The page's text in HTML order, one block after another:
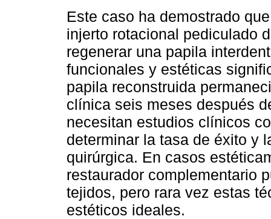
Este caso ha demostrado
injerto rotacional pediculado
regenerar una papila
funcionales y estéticas
papila reconstruida
clínica seis meses después
necesitan estudios clínicos
determinar la tasa de éxito y
quirúrgica. En casos
restaurador complementario
tejidos, pero rara vez estas
estéticos ideales.